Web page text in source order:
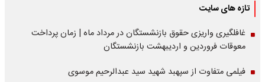
تازه های سایت
غافلگیری واریزی حقوق بازنشستگان در مرداد ماه | زمان پرداخت
معوقات فروردین و اردیبهشت بازنشستگان
فیلمی متفاوت از سپهبد شهید سید عبدالرحیم موسوی